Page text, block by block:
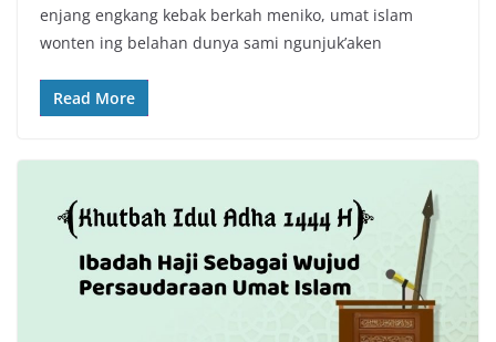
enjang engkang kebak berkah meniko, umat islam
wonten ing belahan dunya sami ngunjuk’aken
Read More